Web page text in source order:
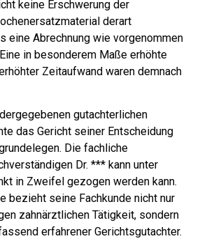
keine Erschwerung der
derart
eine Abrechnung wie vorgenommen
in besonderem Maße erhöhte
Zeitaufwand waren demnach
gutachterlichen
das Gericht seiner Entscheidung
Die fachliche
Dr. *** kann unter
in Zweifel gezogen werden kann.
bezieht seine Fachkunde nicht nur
zahnärztlichen Tätigkeit, sondern
erfahrener Gerichtsgutachter.